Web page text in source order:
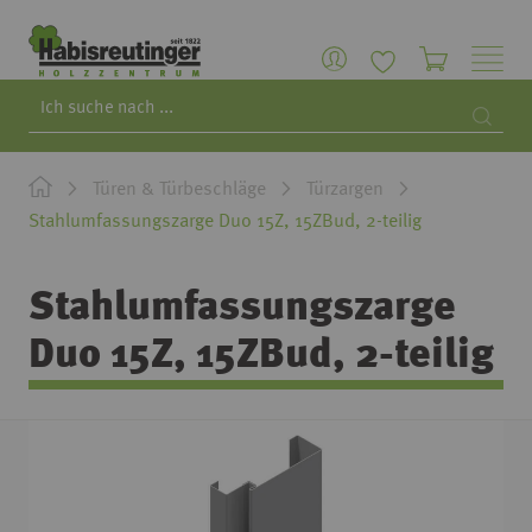
Türen & Türbeschläge
Türzargen
Stahlumfassungszarge Duo 15Z, 15ZBud, 2-teilig
Stahlumfassungszarge
Duo 15Z, 15ZBud, 2-teilig